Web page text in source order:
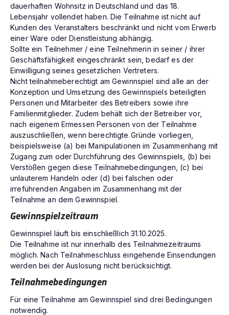
dauerhaften Wohnsitz in Deutschland und das 18.
Lebensjahr vollendet haben. Die Teilnahme ist nicht auf
Kunden des Veranstalters beschränkt und nicht vom Erwerb
einer Ware oder Dienstleistung abhängig.
Sollte ein Teilnehmer / eine Teilnehmerin in seiner / ihrer
Geschäftsfähigkeit eingeschränkt sein, bedarf es der
Einwilligung seines gesetzlichen Vertreters.
Nicht teilnahmeberechtigt am Gewinnspiel sind alle an der
Konzeption und Umsetzung des Gewinnspiels beteiligten
Personen und Mitarbeiter des Betreibers sowie ihre
Familienmitglieder. Zudem behält sich der Betreiber vor,
nach eigenem Ermessen Personen von der Teilnahme
auszuschließen, wenn berechtigte Gründe vorliegen,
beispielsweise (a) bei Manipulationen im Zusammenhang mit
Zugang zum oder Durchführung des Gewinnspiels, (b) bei
Verstößen gegen diese Teilnahmebedingungen, (c) bei
unlauterem Handeln oder (d) bei falschen oder
irreführenden Angaben im Zusammenhang mit der
Teilnahme an dem Gewinnspiel.
Gewinnspielzeitraum
Gewinnspiel läuft bis einschließlich 31.10.2025.
Die Teilnahme ist nur innerhalb des Teilnahmezeitraums
möglich. Nach Teilnahmeschluss eingehende Einsendungen
werden bei der Auslosung nicht berücksichtigt.
Teilnahmebedingungen
Für eine Teilnahme am Gewinnspiel sind drei Bedingungen
notwendig.